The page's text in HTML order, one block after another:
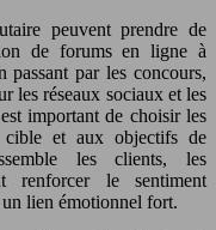
peuvent prendre de
de forums en ligne à
passant par les concours,
les réseaux sociaux et les
important de choisir les
cible et aux objectifs de
les clients, les
renforcer le sentiment
un lien émotionnel fort.